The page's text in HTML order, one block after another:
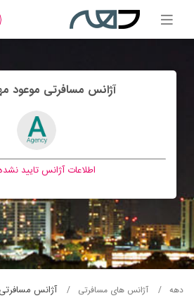
آژانس مسافرتی موعود
اطلاعات آژانس تایید
دهه آژانس های مسافرتی آژانس